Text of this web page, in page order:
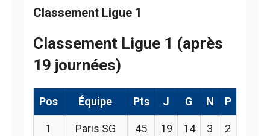
Classement Ligue 1
Classement Ligue 1 (après
19 journées)
Pos Équipe Pts J G N P
1 Paris SG 45 19 14 3 2